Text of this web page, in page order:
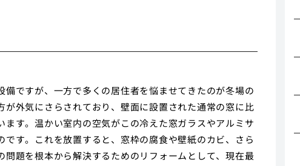
ですが、一方で多くの居住者を悩ませてきたのが冬場の
外気にさらされており、壁面に設置された通常の窓に比
す。温かい室内の空気がこの冷えた窓ガラスやアルミサ
す。これを放置すると、窓枠の腐食や壁紙のカビ、さら
題を根本から解決するためのリフォームとして、現在最